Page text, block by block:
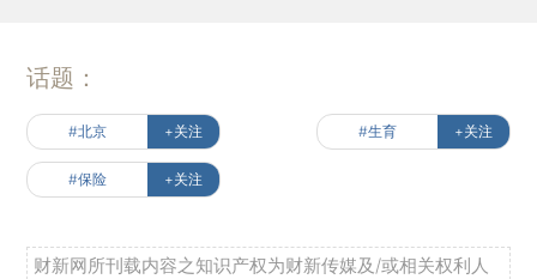
话题：
#北京 +关注 #生育 +关注
#保险 +关注
财新网所刊载内容之知识产权为财新传媒及/或相关权利人